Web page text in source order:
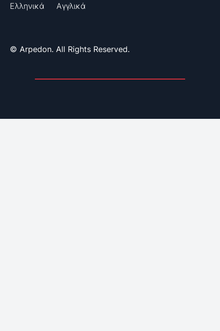
Ελληνικά Αγγλικά
© Arpedon. All Rights Reserved.